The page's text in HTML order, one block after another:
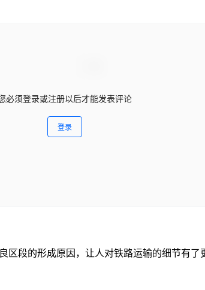
必须登录或注册以后才能发表评论
登录
区段的形成原因，让人对铁路运输的细节有了